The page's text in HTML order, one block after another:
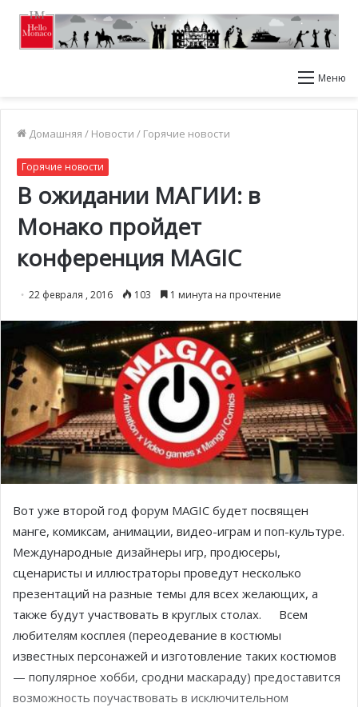
Меню
Домашняя / Новости / Горячие новости
Горячие новости
В ожидании МАГИИ: в
Монако пройдет
конференция MAGIC
22 февраля , 2016 103 1 минута на прочтение
Вот уже второй год форум MAGIC будет посвящен
манге, комиксам, анимации, видео-играм и поп-культуре.
Международные дизайнеры игр, продюсеры,
сценаристы и иллюстраторы проведут несколько
презентаций на разные темы для всех желающих, а
также будут участвовать в круглых столах. Всем
любителям косплея (переодевание в костюмы
известных персонажей и изготовление таких костюмов
— популярное хобби, сродни маскараду) предоставится
возможность поучаствовать в исключительном